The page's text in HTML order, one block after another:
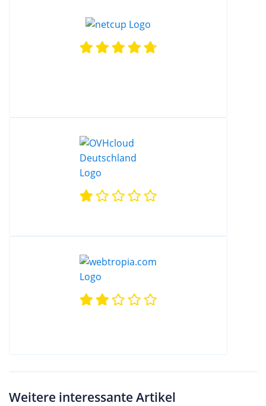
Weitere interessante Artikel